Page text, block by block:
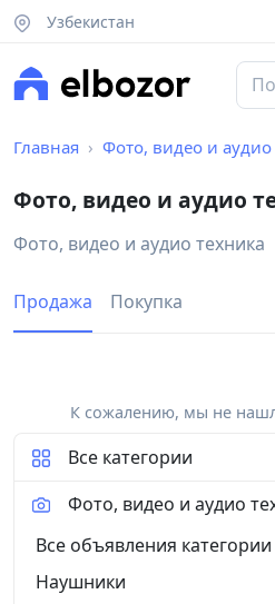
Узбекистан
Главная Фото, видео и аудио
Фото, видео и аудио
Фото, видео и аудио техника
Продажа Покупка
К сожалению, мы не
Все категории
Фото, видео и аудио
Все объявления категории
Наушники